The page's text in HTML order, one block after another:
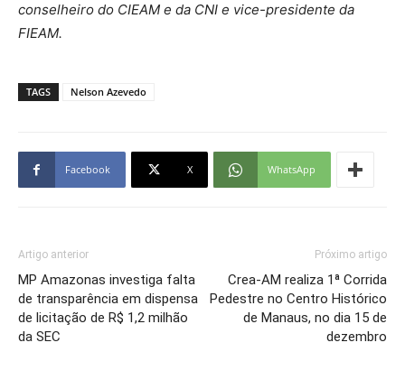
conselheiro do CIEAM e da CNI e vice-presidente da
FIEAM.
TAGS Nelson Azevedo
Facebook X WhatsApp
Artigo anterior
MP Amazonas investiga falta
de transparência em dispensa
de licitação de R$ 1,2 milhão
da SEC
Próximo artigo
Crea-AM realiza 1ª Corrida
Pedestre no Centro Histórico
de Manaus, no dia 15 de
dezembro